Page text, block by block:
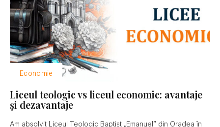
Economie
Liceul teologic vs liceul economic: avantaje
şi dezavantaje
Am absolvit Liceul Teologic Baptist „Emanuel” din Oradea în